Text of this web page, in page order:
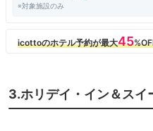
※対象施設のみ
3.ホリデイ・イン＆スイ